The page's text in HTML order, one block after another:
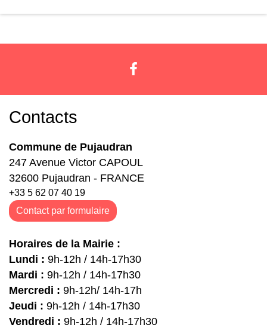
Contacts
Commune de Pujaudran
247 Avenue Victor CAPOUL
32600 Pujaudran - FRANCE
+33 5 62 07 40 19
Contact par formulaire
Horaires de la Mairie :
Lundi : 9h-12h / 14h-17h30
Mardi : 9h-12h / 14h-17h30
Mercredi : 9h-12h/ 14h-17h
Jeudi : 9h-12h / 14h-17h30
Vendredi : 9h-12h / 14h-17h30